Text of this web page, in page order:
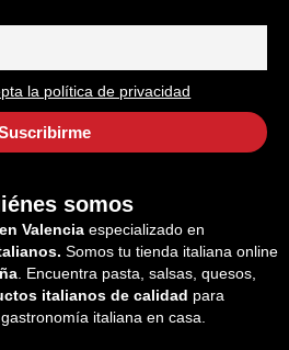
la política de privacidad
somos
Valencia especializado en
Somos tu tienda italiana online
. Encuentra pasta, salsas, quesos,
italianos de calidad para
italiana en casa.